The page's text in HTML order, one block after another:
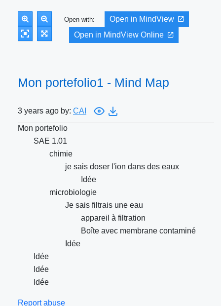
Open with:
Open in MindView
Open in MindView Online
Mon portefolio1 - Mind Map
3 years ago by: CAI
Mon portefolio
SAE 1.01
chimie
je sais doser l'ion dans des eaux
Idée
microbiologie
Je sais filtrais une eau
appareil à filtration
Boîte avec membrane contaminé
Idée
Idée
Idée
Idée
Report abuse